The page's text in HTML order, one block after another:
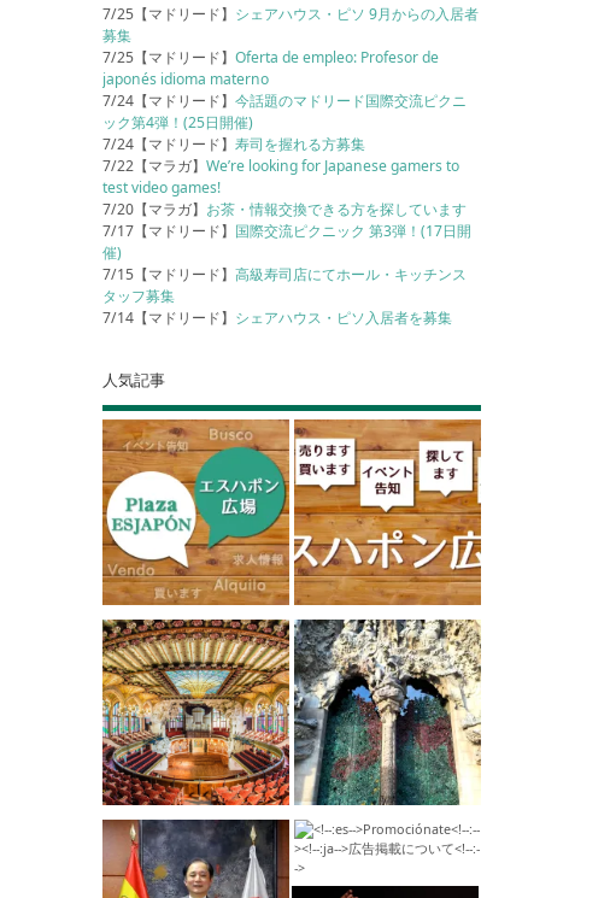
7/25【マドリード】 シェアハウス・ピソ 9月からの入居者
募集
7/25【マドリード】Oferta de empleo: Profesor de
japonés idioma materno
7/24【マドリード】今話題のマドリード国際交流ピクニ
ック第4弾！(25日開催)
7/24【マドリード】寿司を握れる方募集
7/22【マラガ】We’re looking for Japanese gamers to
test video games!
7/20【マラガ】 お茶・情報交換できる方を探しています
7/17【マドリード】 国際交流ピクニック 第3弾！(17日開
催)
7/15【マドリード】高級寿司店にてホール・キッチンス
タッフ募集
7/14【マドリード】 シェアハウス・ピソ入居者を募集
人気記事